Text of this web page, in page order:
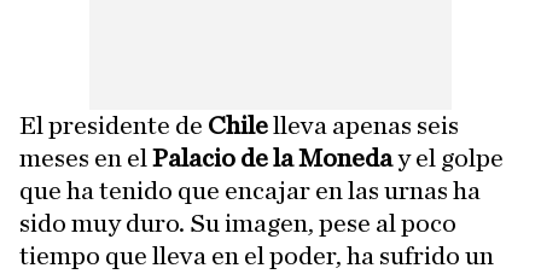
El presidente de Chilelleva apenas seis
meses en elPalacio de la Moneday el golpe
que ha tenido que encajar en las urnas ha
sido muy duro. Su imagen, pese al poco
tiempo que lleva en el poder, ha sufrido un